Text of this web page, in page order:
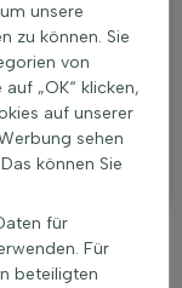
unsere
zu können. Sie
von
„OK“ klicken,
auf unserer
sehen
Das können Sie
für
Für
beteiligten